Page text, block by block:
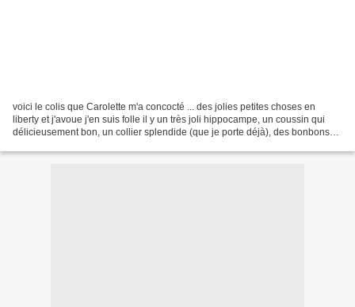
voici le colis que Carolette m'a concocté ... des jolies petites choses en
liberty et j'avoue j'en suis folle il y un très joli hippocampe, un coussin qui
délicieusement bon, un collier splendide (que je porte déjà), des bonbons